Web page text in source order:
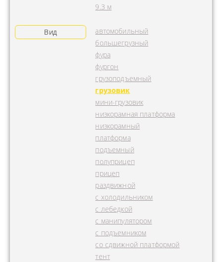
9.3 м
Вид
автомобильный
большегрузный
фура
фургон
грузоподъемный
грузовик
мини-грузовик
низкорамная платформа
низкорамный
платформа
подъемный
полуприцеп
прицеп
раздвижной
с холодильником
с лебедкой
с манипулятором
с подъемником
со сдвижной платформой
тент